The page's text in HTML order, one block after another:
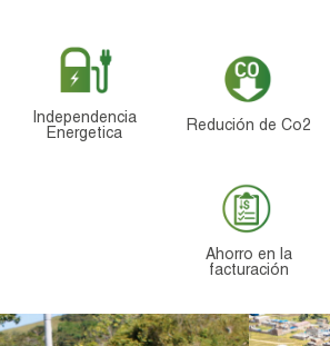
Independencia
Energetica
Redución de Co2
Ahorro en la
facturación